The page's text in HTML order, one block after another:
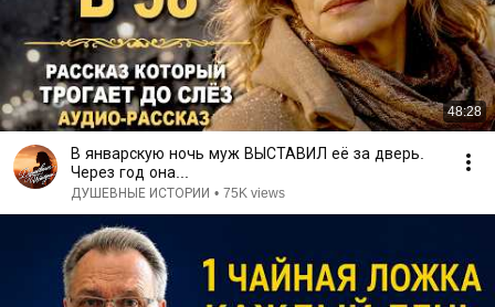
48:28
В январскую ночь муж ВЫСТАВИЛ её за дверь.
Через год она...
ДУШЕВНЫЕ ИСТОРИИ • 75K views